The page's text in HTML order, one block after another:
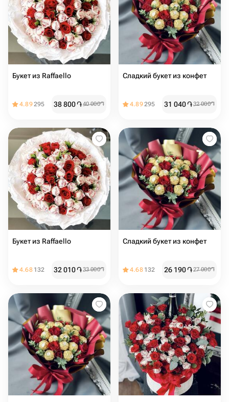
Букет из Raffaello
4.89295 38 800֏40 000֏
Сладкий букет из конфет
4.89295 31 040֏32 000֏
Букет из Raffaello
4.68 132 32 010֏33 000֏
Сладкий букет из конфет
4.68 132 26 190֏27 000֏